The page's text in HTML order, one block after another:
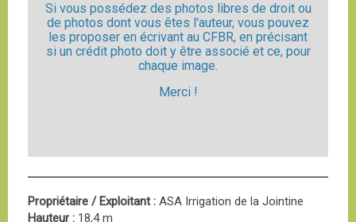
Si vous possédez des photos libres de droit ou
de photos dont vous êtes l'auteur, vous pouvez
les proposer en écrivant au CFBR, en précisant
si un crédit photo doit y être associé et ce, pour
chaque image.
Merci !
Propriétaire / Exploitant : ASA Irrigation de la Jointine
Hauteur : 18,4 m